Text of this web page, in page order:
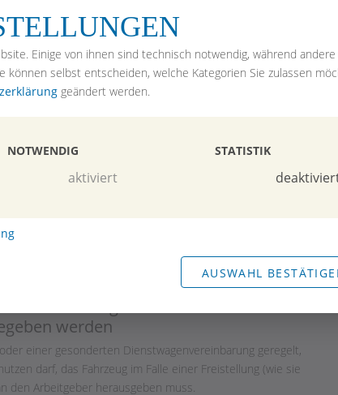
Einige von ihnen sind technisch notwendig, während
können selbst entscheiden, welche Kategorien Sie zulassen
geändert werden.
NOTWENDIG
aktiviert
STATISTIK
AUSWAHL
HOME ARBEITSRECHT ERBRECHT & VORSORGE
in der Regel nicht sofort bei
werden
einer gesonderten Dienstwagenvereinbarung geregelt,
darf, das Fahrzeug im Falle einer Freistellung (wie sie
den Arbeitgeber herausgeben muss.